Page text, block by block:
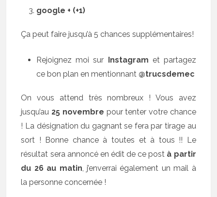
google + (+1)
Ça peut faire jusqu’à 5 chances supplémentaires!
Rejoignez moi sur Instagram et partagez
ce bon plan en mentionnant @trucsdemec
On vous attend très nombreux ! Vous avez
jusqu’au 25 novembre pour tenter votre chance
! La désignation du gagnant se fera par tirage au
sort ! Bonne chance à toutes et à tous !! Le
résultat sera annoncé en édit de ce post à partir
du 26 au matin, j’enverrai également un mail à
la personne concernée !